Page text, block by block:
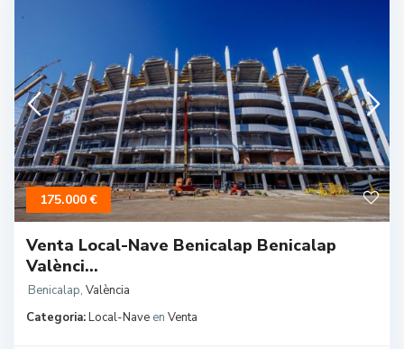
175.000 €
Venta Local-Nave Benicalap Benicalap
Valènci...
Benicalap, València
Categoria:Local-Nave en Venta